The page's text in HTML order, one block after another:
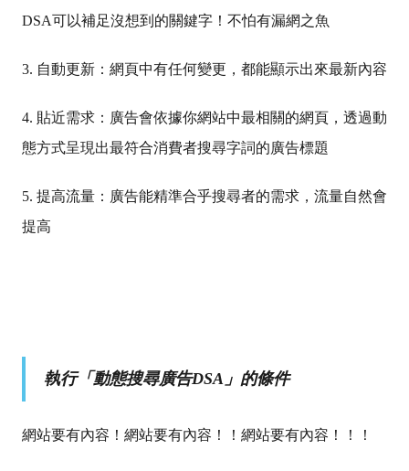
DSA可以補足沒想到的關鍵字！不怕有漏網之魚
3. 自動更新：網頁中有任何變更，都能顯示出來最新內容
4. 貼近需求：廣告會依據你網站中最相關的網頁，透過動
態方式呈現出最符合消費者搜尋字詞的廣告標題
5. 提高流量：廣告能精準合乎搜尋者的需求，流量自然會
提高
執行「動態搜尋廣告DSA」的條件
網站要有內容！網站要有內容！！網站要有內容！！！